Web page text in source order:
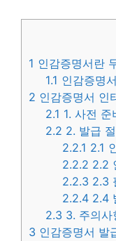
1 인감증명서란
1.1 인감증명
2 인감증명서 인
2.1 1. 사전 준
2.2 2. 발급
2.2.1 2.1
2.2.2 2.2
2.2.3 2.3
2.2.4 2.4
2.3 3. 주의사
3 인감증명서 발